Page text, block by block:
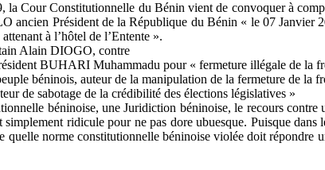
Cour Constitutionnelle du Bénin vient de convoquer à
Président de la République du Bénin « le 07 Janvier
à l’hôtel de l’Entente ».
Alain DIOGO, contre
BUHARI Muhammadu pour « fermeture illégale de la
béninois, auteur de la manipulation de la fermeture de la
de sabotage de la crédibilité des élections législatives »
béninoise, une Juridiction béninoise, le recours
simplement ridicule pour ne pas dore ubuesque. Puisque
quelle norme constitutionnelle béninoise violée doit